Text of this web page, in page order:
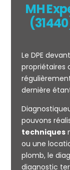
MH
Le DPE
propriétaires
dernière
pouvons
techniques
ou une
plomb, le
diagnostic